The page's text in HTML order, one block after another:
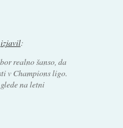
izjavil:
realno šanso, da
v Champions ligo.
na letni